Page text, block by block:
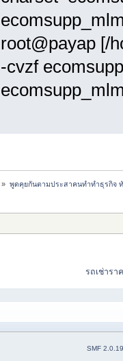
root@payap [/
-cvzf
» พูดคุยกันตามประสาคนทำทำธุรกิจ ทั
รถเช่าร
SMF 2.0.19